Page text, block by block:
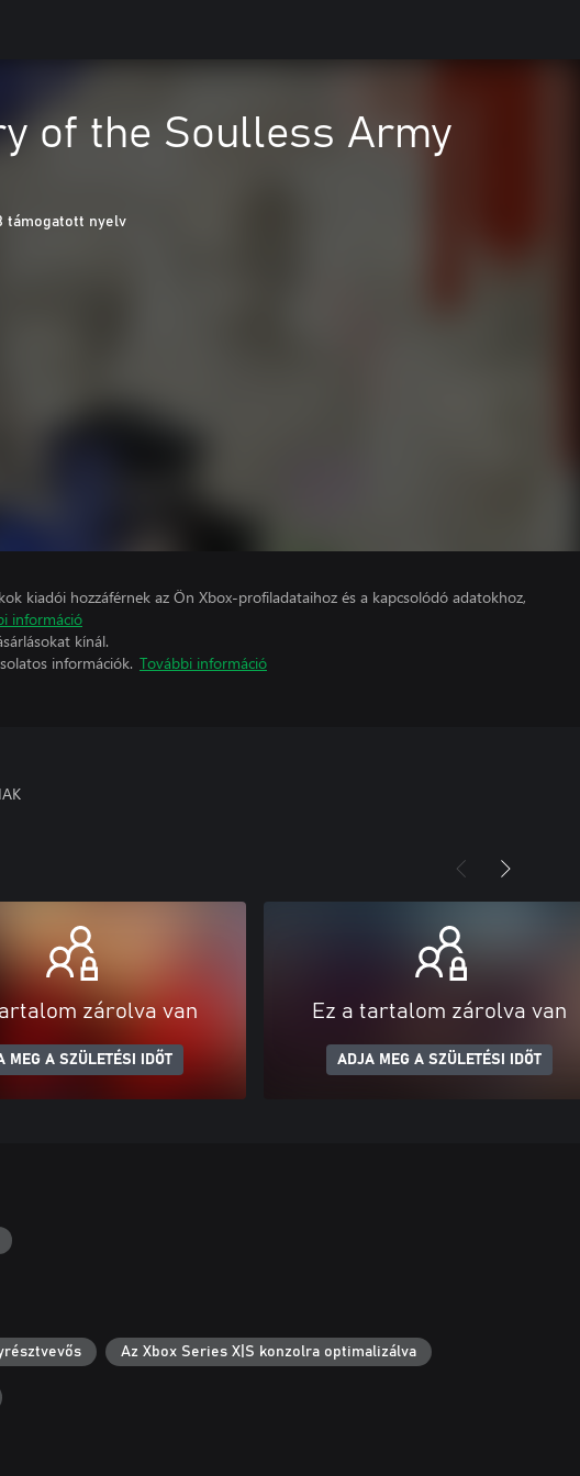
of the Soulless Army
támogatott nyelv
kiadói hozzáférnek az Ön Xbox-profiladataihoz és a kapcsolódó adatokhoz,
információ
kínál.
információk. További információ
zárolva van
MEG A SZÜLETÉSI IDŐT
Ez a tartalom zárolva van
ADJA MEG A SZÜLETÉSI IDŐT
Az Xbox Series X|S konzolra optimalizálva